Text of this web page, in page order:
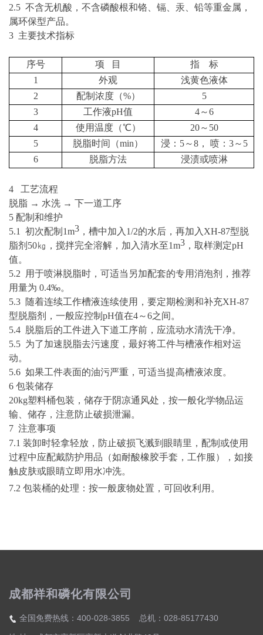
2.5 不含无机酸，不含磷酸根和铬、镉、汞、铅等重金属，
属环保型产品。
3 主要技术指标
序号 项 目 指
标
1
外观
浅黄色液体
2
配制浓度（%）
5
3
工作液pH值
4～6
4
使用温度（℃）
20～50
5
脱脂时间（min） 浸： 5～8， 喷：3～5
6
脱脂方法 浸渍或喷淋
4 工艺流程
脱脂 → 水洗 → 下一道工序
5 配制和维护
5.1 初次配制1m3 ，槽中加入1/2的水后，再加入XH-87型脱
脂剂50㎏，搅拌完全溶解，加入清水至1m3 ，取样测定pH
值。
5.2 用于喷淋脱脂时，可适当另加配套的专用消泡剂，推荐
用量为 0.4‰。
5.3 随着连续工作槽液连续使用，要定期检测和补充XH-87
型脱脂剂，一般应控制pH值在4～6之间。
5.4 脱脂后的工件进入下道工序前，应流动水清洗干净。
5.5 为了加速脱脂去污速度，最好将工件与槽液作相对运
动。
5.6 如果工件表面的油污严重，可适当提高槽液浓度。
6 包装储存
20kg塑料桶包装，储存于阴凉通风处，按一般化学物品运
输、储存， 注意防止破损泄漏。
7 注意事项
7.1 装卸时轻拿轻放，防止破损飞溅到眼睛里，配制或使用
过程中应配戴防护用品 （如耐酸橡胶手套，工作服）
，如接
触皮肤或眼睛立即用水冲洗。
7.2 包装桶的处理：按一般废物处置，可回收利用。
成都祥和磷化有限公司
全国免费热线：400-028-3855 总机：028-85177430